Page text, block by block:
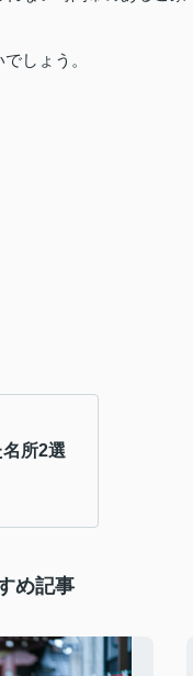
しょう。
所2選
め記事